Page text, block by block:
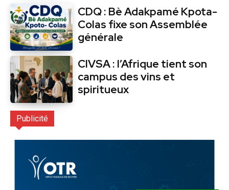
CDQ : Bè Adakpamé Kpota-
Colas fixe son Assemblée
générale
CIVSA : l’Afrique tient son
campus des vins et
spiritueux
Publicité